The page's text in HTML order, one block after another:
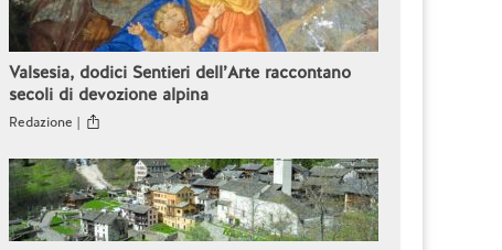
Valsesia, dodici Sentieri dell’Arte raccontano
secoli di devozione alpina
Redazione |